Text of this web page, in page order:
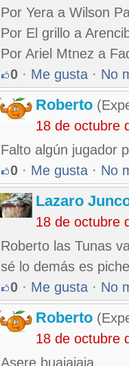
Por Yera a Wilson
Por El grillo a
Por Ariel Mtnez a
0 · Me gusta · No
Roberto
18 de octubre
Falto algún jugador
0 · Me gusta · No
Lazaro
18 de octubre
Roberto las Tunas
sé lo demás es
0 · Me gusta · No
Roberto
18 de octubre
Asere buajajaja